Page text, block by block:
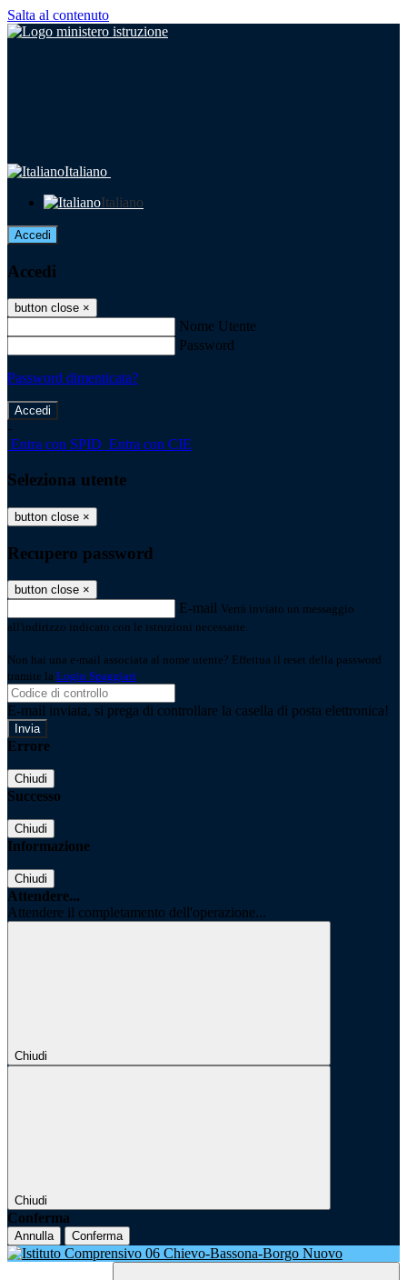
Salta al contenuto
Italiano
Italiano
Accedi
Accedi
button close ×
Nome Utente
Password
Password dimenticata?
-
Entra con SPID Entra con CIE
Seleziona utente
button close ×
Recupero password
button close ×
E-mail Verrà inviato un messaggio
all'indirizzo indicato con le istruzioni necessarie.
Non hai una e-mail associata al nome utente? Effettua il reset della password
tramite la Login Spaggiari
E-mail inviata, si prega di controllare la casella di posta elettronica!
Errore
Chiudi
Successo
Chiudi
Informazione
Chiudi
Attendere...
Attendere il completamento dell'operazione...
Chiudi
Chiudi
Conferma
Annulla Conferma